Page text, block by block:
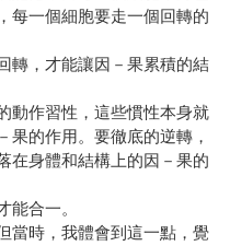
每一個細胞要走一個回轉的
轉，才能讓因－果累積的結
動作習性，這些慣性本身就
果的作用。要徹底的逆轉，
在身體和結構上的因－果的
能合一。
當時，我體會到這一點，覺